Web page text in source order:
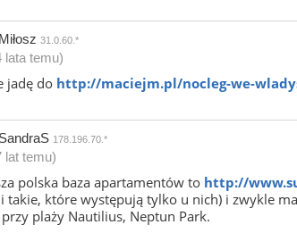
31.0.60.*
lata temu)
jadę do http://maciejm.pl/nocleg-we-
178.196.70.*
lat temu)
polska baza apartamentów to http://
takie, które występują tylko u nich) i zwykle
plaży Nautilius, Neptun Park.